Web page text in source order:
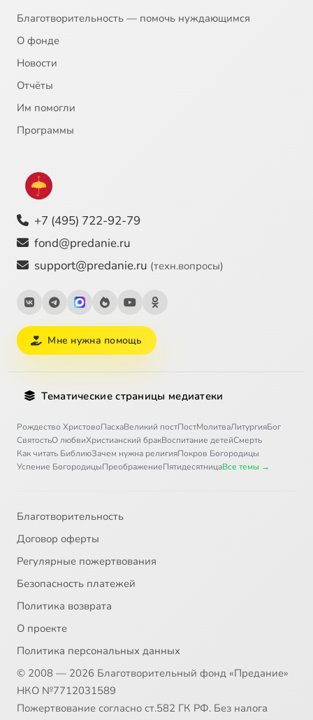
Благотворительность — помочь нуждающимся
О фонде
Новости
Отчёты
Им помогли
Программы
+7 (495) 722-92-79
fond@predanie.ru
support@predanie.ru (техн.вопросы)
Мне нужна помощь
Тематические страницы медиатеки
Рождество ХристовоПасхаВеликий постПостМолитваЛитургияБог
СвятостьО любвиХристианский бракВоспитание детейСмерть
Как читать БиблиюЗачем нужна религияПокров Богородицы
Успение БогородицыПреображениеПятидесятницаВсе темы →
Благотворительность
Договор оферты
Регулярные пожертвования
Безопасность платежей
Политика возврата
О проекте
Политика персональных данных
© 2008 — 2026 Благотворительный фонд «Предание»
НКО №7712031589
Пожертвование согласно ст.582 ГК РФ. Без налога